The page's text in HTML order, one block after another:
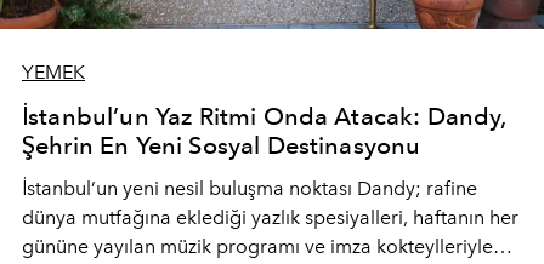
YEMEK
İstanbul’un Yaz Ritmi Onda Atacak: Dandy,
Şehrin En Yeni Sosyal Destinasyonu
İstanbul’un yeni nesil buluşma noktası Dandy; rafine
dünya mutfağına eklediği yazlık spesiyalleri, haftanın her
gününe yayılan müzik programı ve imza kokteylleriyle